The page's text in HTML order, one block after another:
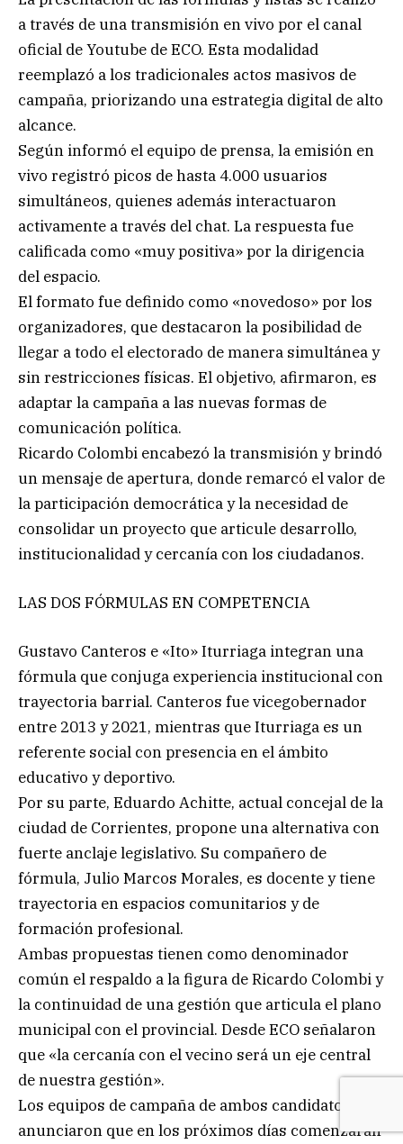
a través de una transmisión en vivo por el canal
oficial de Youtube de ECO. Esta modalidad
reemplazó a los tradicionales actos masivos de
campaña, priorizando una estrategia digital de alto
alcance.
Según informó el equipo de prensa, la emisión en
vivo registró picos de hasta 4.000 usuarios
simultáneos, quienes además interactuaron
activamente a través del chat. La respuesta fue
calificada como «muy positiva» por la dirigencia
del espacio.
El formato fue definido como «novedoso» por los
organizadores, que destacaron la posibilidad de
llegar a todo el electorado de manera simultánea y
sin restricciones físicas. El objetivo, afirmaron, es
adaptar la campaña a las nuevas formas de
comunicación política.
Ricardo Colombi encabezó la transmisión y brindó
un mensaje de apertura, donde remarcó el valor de
la participación democrática y la necesidad de
consolidar un proyecto que articule desarrollo,
institucionalidad y cercanía con los ciudadanos.
LAS DOS FÓRMULAS EN COMPETENCIA
Gustavo Canteros e «Ito» Iturriaga integran una
fórmula que conjuga experiencia institucional con
trayectoria barrial. Canteros fue vicegobernador
entre 2013 y 2021, mientras que Iturriaga es un
referente social con presencia en el ámbito
educativo y deportivo.
Por su parte, Eduardo Achitte, actual concejal de la
ciudad de Corrientes, propone una alternativa con
fuerte anclaje legislativo. Su compañero de
fórmula, Julio Marcos Morales, es docente y tiene
trayectoria en espacios comunitarios y de
formación profesional.
Ambas propuestas tienen como denominador
común el respaldo a la figura de Ricardo Colombi y
la continuidad de una gestión que articula el plano
municipal con el provincial. Desde ECO señalaron
que «la cercanía con el vecino será un eje central
de nuestra gestión».
Los equipos de campaña de ambos candidatos
anunciaron que en los próximos días comenzarán